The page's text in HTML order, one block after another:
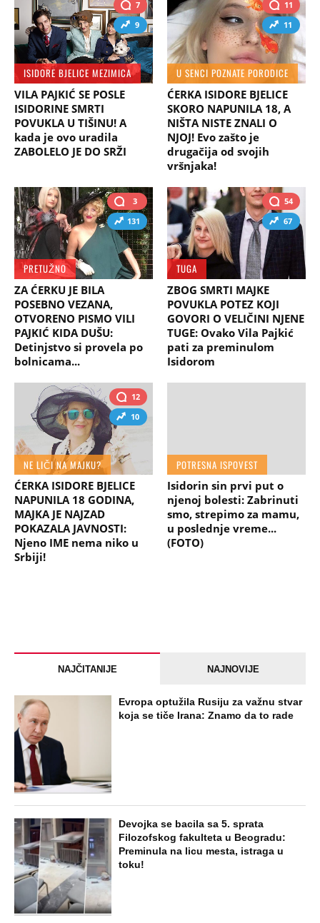
7
9
ISIDORE BJELICE MEZIMICA
VILA PAJKIĆ SE POSLE
ISIDORINE SMRTI
POVUKLA U TIŠINU! A
kada je ovo uradila
ZABOLELO JE DO SRŽI
11
11
U SENCI POZNATE PORODICE
ĆERKA ISIDORE BJELICE
SKORO NAPUNILA 18, A
NIŠTA NISTE ZNALI O
NJOJ! Evo zašto je
drugačija od svojih
vršnjaka!
3
131
PRETUŽNO
ZA ĆERKU JE BILA
POSEBNO VEZANA,
OTVORENO PISMO VILI
PAJKIĆ KIDA DUŠU:
Detinjstvo si provela po
bolnicama...
54
67
TUGA
ZBOG SMRTI MAJKE
POVUKLA POTEZ KOJI
GOVORI O VELIČINI NJENE
TUGE: Ovako Vila Pajkić
pati za preminulom
Isidorom
12
10
NE LIČI NA MAJKU?
ĆERKA ISIDORE BJELICE
NAPUNILA 18 GODINA,
MAJKA JE NAJZAD
POKAZALA JAVNOSTI:
Njeno IME nema niko u
Srbiji!
POTRESNA ISPOVEST
Isidorin sin prvi put o
njenoj bolesti: Zabrinuti
smo, strepimo za mamu,
u poslednje vreme...
(FOTO)
NAJČITANIJE NAJNOVIJE
Evropa optužila Rusiju za važnu stvar
koja se tiče Irana: Znamo da to rade
Devojka se bacila sa 5. sprata
Filozofskog fakulteta u Beogradu:
Preminula na licu mesta, istraga u
toku!